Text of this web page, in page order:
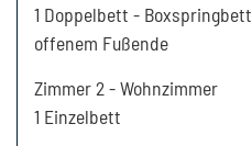
1 Doppelbett - Boxspringbett
offenem Fußende
Zimmer 2 -Wohnzimmer
1 Einzelbett